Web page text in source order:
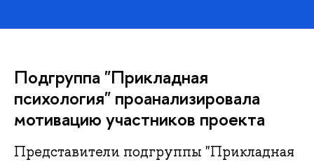
Подгруппа "Прикладная
психология" проанализировала
мотивацию участников проекта
Представители подгруппы "Прикладная